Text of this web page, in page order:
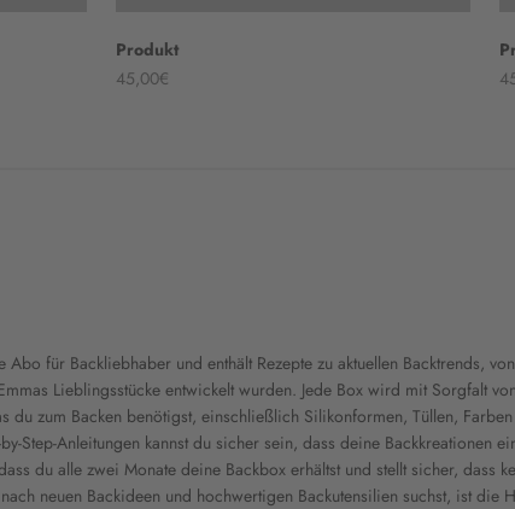
Produkt
45,00€
für Backliebhaber und enthält Rezepte zu aktuellen Backtrends,
Lieblingsstücke entwickelt wurden. Jede Box wird mit Sorgfalt
du zum Backen benötigst, einschließlich Silikonformen, Tüllen,
Step-Anleitungen kannst du sicher sein, dass deine Backkreationen
du alle zwei Monate deine Backbox erhältst und stellt sicher, dass
neuen Backideen und hochwertigen Backutensilien suchst, ist die